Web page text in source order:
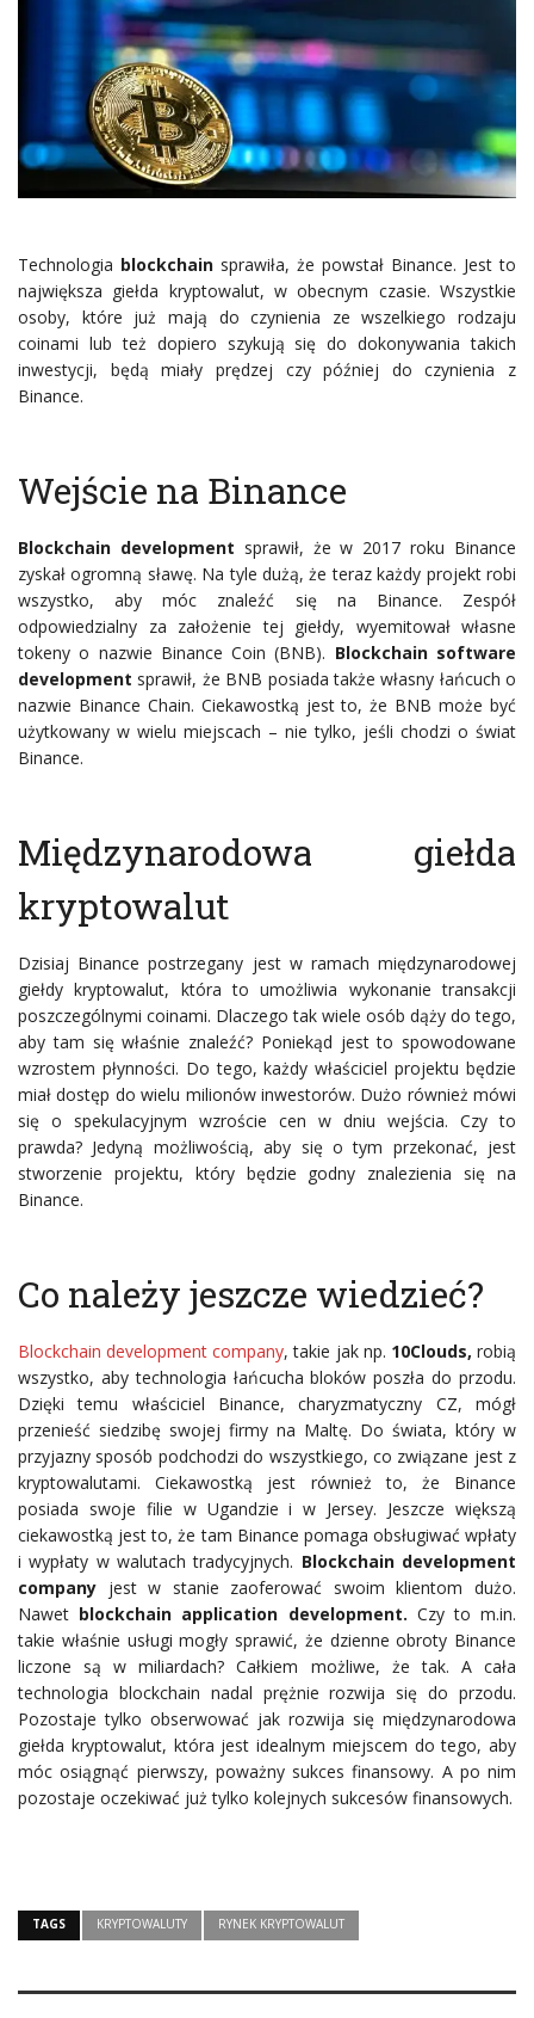
Technologia blockchain sprawiła, że powstał Binance. Jest to
największa giełda kryptowalut, w obecnym czasie. Wszystkie
osoby, które już mają do czynienia ze wszelkiego rodzaju
coinami lub też dopiero szykują się do dokonywania takich
inwestycji, będą miały prędzej czy później do czynienia z
Binance.
Wejście na Binance
Blockchain development sprawił, że w 2017 roku Binance
zyskał ogromną sławę. Na tyle dużą, że teraz każdy projekt robi
wszystko, aby móc znaleźć się na Binance. Zespół
odpowiedzialny za założenie tej giełdy, wyemitował własne
tokeny o nazwie Binance Coin (BNB). Blockchain software
development sprawił, że BNB posiada także własny łańcuch o
nazwie Binance Chain. Ciekawostką jest to, że BNB może być
użytkowany w wielu miejscach – nie tylko, jeśli chodzi o świat
Binance.
Międzynarodowa giełda
kryptowalut
Dzisiaj Binance postrzegany jest w ramach międzynarodowej
giełdy kryptowalut, która to umożliwia wykonanie transakcji
poszczególnymi coinami. Dlaczego tak wiele osób dąży do tego,
aby tam się właśnie znaleźć? Poniekąd jest to spowodowane
wzrostem płynności. Do tego, każdy właściciel projektu będzie
miał dostęp do wielu milionów inwestorów. Dużo również mówi
się o spekulacyjnym wzroście cen w dniu wejścia. Czy to
prawda? Jedyną możliwością, aby się o tym przekonać, jest
stworzenie projektu, który będzie godny znalezienia się na
Binance.
Co należy jeszcze wiedzieć?
Blockchain development company, takie jak np. 10Clouds,robią
wszystko, aby technologia łańcucha bloków poszła do przodu.
Dzięki temu właściciel Binance, charyzmatyczny CZ, mógł
przenieść siedzibę swojej firmy na Maltę. Do świata, który w
przyjazny sposób podchodzi do wszystkiego, co związane jest z
kryptowalutami. Ciekawostką jest również to, że Binance
posiada swoje filie w Ugandzie i w Jersey. Jeszcze większą
ciekawostką jest to, że tam Binance pomaga obsługiwać wpłaty
i wypłaty w walutach tradycyjnych. Blockchain development
company jest w stanie zaoferować swoim klientom dużo.
Nawet blockchain application development. Czy to m.in.
takie właśnie usługi mogły sprawić, że dzienne obroty Binance
liczone są w miliardach? Całkiem możliwe, że tak. A cała
technologia blockchain nadal prężnie rozwija się do przodu.
Pozostaje tylko obserwować jak rozwija się międzynarodowa
giełda kryptowalut, która jest idealnym miejscem do tego, aby
móc osiągnąć pierwszy, poważny sukces finansowy. A po nim
pozostaje oczekiwać już tylko kolejnych sukcesów finansowych.
TAGS KRYPTOWALUTY RYNEK KRYPTOWALUT